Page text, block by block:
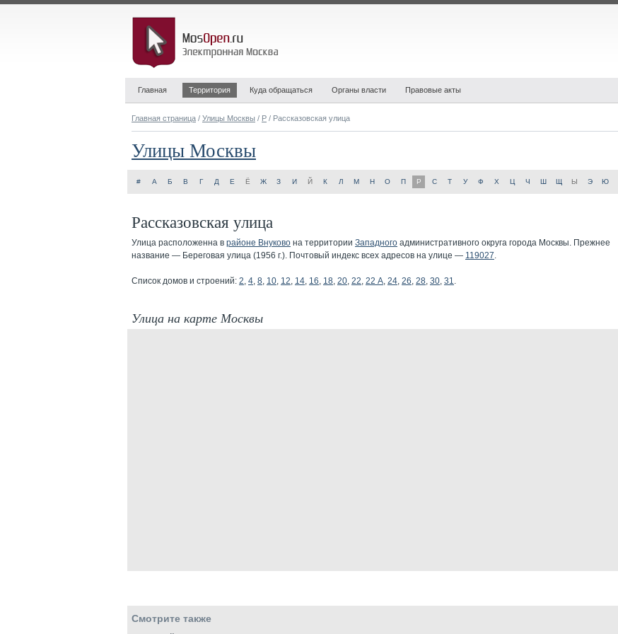
Главная Территория Куда обращаться Органы власти Правовые акты
Главная страница / Улицы Москвы / Р / Рассказовская улица
Улицы Москвы
# А Б В Г Д Е Ё Ж З И Й К Л М Н О П Р С Т У Ф Х Ц Ч Ш Щ Ы Э Ю
Рассказовская улица
Улица расположенна в районе Внуково на территории Западного административного округа города Москвы. Прежнее
название — Береговая улица (1956 г.). Почтовый индекс всех адресов на улице — 119027.
Список домов и строений: 2, 4, 8, 10, 12, 14, 16, 18, 20, 22, 22 А, 24, 26, 28, 30, 31.
Улица на карте Москвы
Смотрите также